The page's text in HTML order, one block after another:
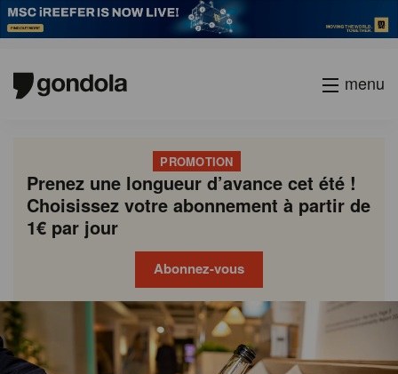
menu
PROMOTION
Prenez une longueur d’avance cet été !
Choisissez votre abonnement à partir de
1€ par jour
Abonnez-vous
Gondola
academy
Gondola
society